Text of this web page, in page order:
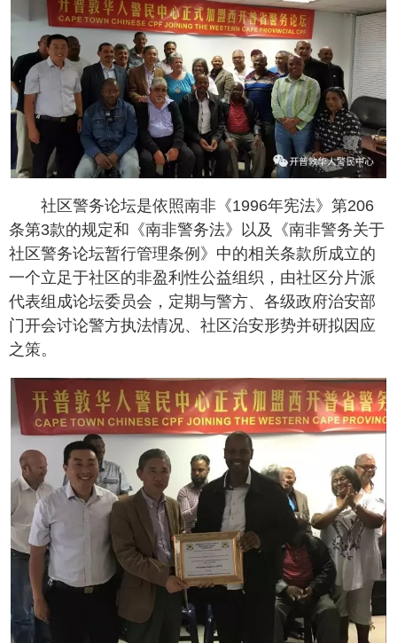
社区警务论坛是依照南非《1996年宪法》第206
条第3款的规定和《南非警务法》以及《南非警务关于
社区警务论坛暂行管理条例》中的相关条款所成立的
一个立足于社区的非盈利性公益组织，由社区分片派
代表组成论坛委员会，定期与警方、各级政府治安部
门开会讨论警方执法情况、社区治安形势并研拟因应
之策。